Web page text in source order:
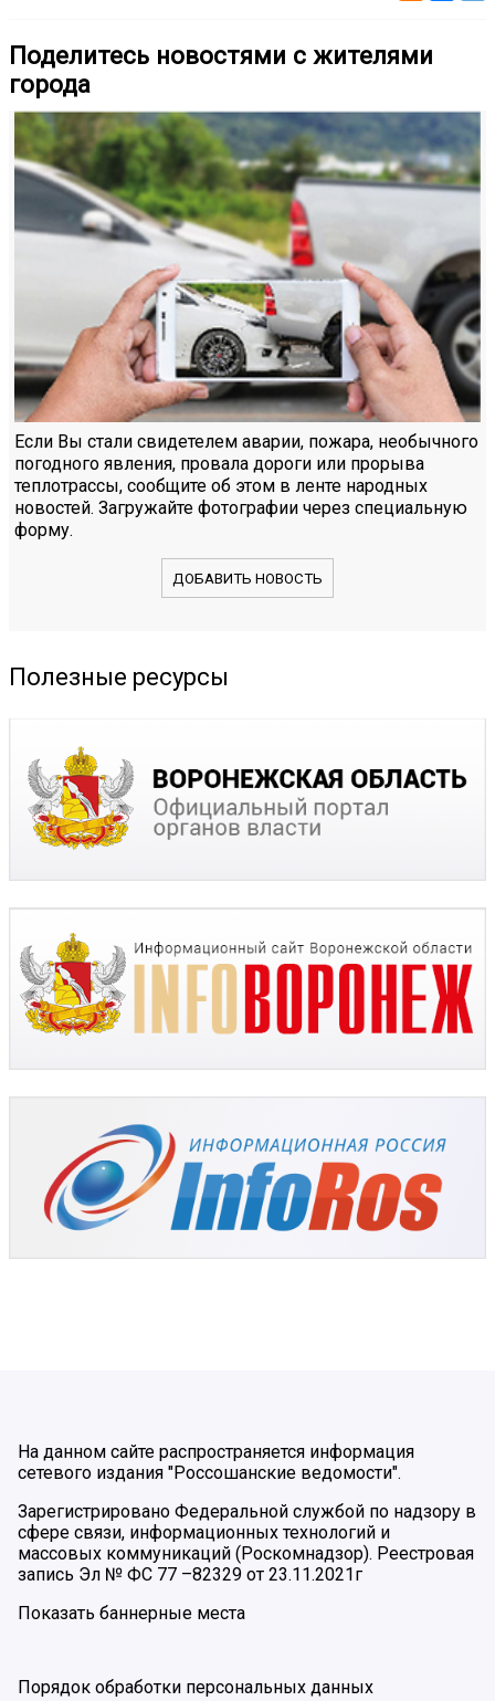
Поделитесь новостями с жителями
города
Если Вы стали свидетелем аварии, пожара, необычного
погодного явления, провала дороги или прорыва
теплотрассы, сообщите об этом в ленте народных
новостей. Загружайте фотографии через специальную
форму.
ДОБАВИТЬ НОВОСТЬ
Полезные ресурсы
На данном сайте распространяется информация
сетевого издания "Россошанские ведомости".
Зарегистрировано Федеральной службой по надзору в
сфере связи, информационных технологий и
массовых коммуникаций (Роскомнадзор). Реестровая
запись Эл № ФС 77 –82329 от 23.11.2021г
Показать баннерные места
Порядок обработки персональных данных